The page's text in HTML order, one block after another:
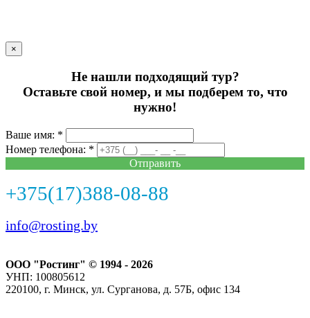
×
Не нашли подходящий тур?
Оставьте свой номер, и мы подберем то, что
нужно!
Ваше имя: *
Номер телефона: *
Отправить
+375(17)388-08-88
info@rosting.by
ООО "Ростинг" © 1994 - 2026
УНП: 100805612
220100, г. Минск, ул. Сурганова, д. 57Б, офис 134